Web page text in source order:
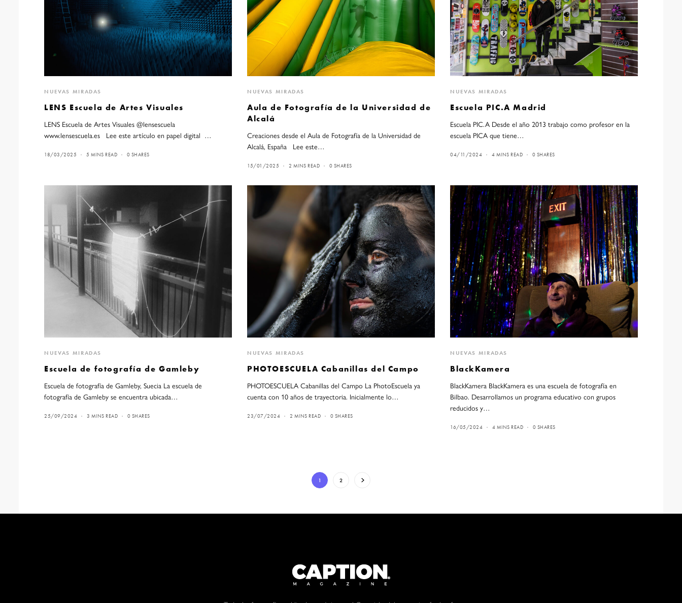
NUEVAS MIRADAS
LENS Escuela de Artes Visuales
LENS Escuela de Artes Visuales @lensescuela
www.lensescuela.es Lee este artículo en papel digital …
18/03/2025 5 MINS READ 0 SHARES
NUEVAS MIRADAS
Aula de Fotografía de la Universidad de
Alcalá
Creaciones desde el Aula de Fotografía de la Universidad de
Alcalá, España Lee este…
15/01/2025 2 MINS READ 0 SHARES
NUEVAS MIRADAS
Escuela PIC.A Madrid
Escuela PIC.A Desde el año 2013 trabajo como profesor en la
escuela PICA que tiene…
04/11/2024 4 MINS READ 0 SHARES
NUEVAS MIRADAS
Escuela de fotografía de Gamleby
Escuela de fotografía de Gamleby, Suecia La escuela de
fotografía de Gamleby se encuentra ubicada…
25/09/2024 3 MINS READ 0 SHARES
NUEVAS MIRADAS
PHOTOESCUELA Cabanillas del Campo
PHOTOESCUELA Cabanillas del Campo La PhotoEscuela ya
cuenta con 10 años de trayectoria. Inicialmente lo…
23/07/2024 2 MINS READ 0 SHARES
NUEVAS MIRADAS
BlackKamera
BlackKamera BlackKamera es una escuela de fotografía en
Bilbao. Desarrollamos un programa educativo con grupos
reducidos y…
16/05/2024 4 MINS READ 0 SHARES
1 2